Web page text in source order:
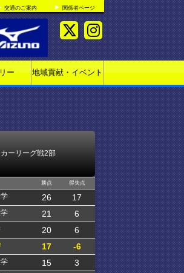
交通のご案内 関係者ページ
ー 地域貢献・イベント
ーリーグ戦2部
勝点 得失点
26 17
21 6
20 6
17 -6
15 3